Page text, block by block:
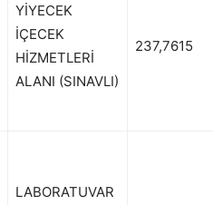
YİYECEK
İÇECEK
HİZMETLERİ
ALANI (SINAVLI)
237,7615
LABORATUVAR